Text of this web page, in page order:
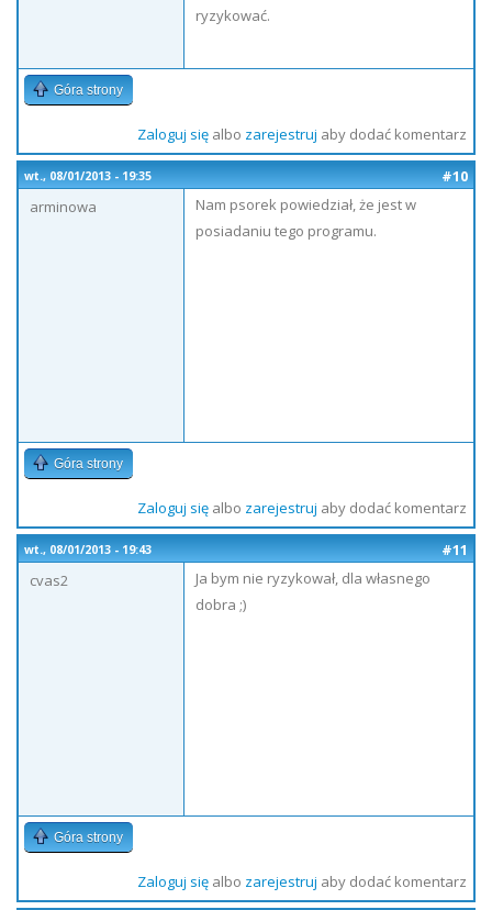
ryzykować.
Góra strony
Zaloguj sięalbo zarejestruj aby dodać komentarz
wt., 08/01/2013 - 19:35
#10
arminowa
Nam psorek powiedział, że jest w
posiadaniu tego programu.
Góra strony
Zaloguj sięalbo zarejestruj aby dodać komentarz
wt., 08/01/2013 - 19:43
#11
cvas2
Ja bym nie ryzykował, dla własnego
dobra ;)
Góra strony
Zaloguj sięalbo zarejestruj aby dodać komentarz